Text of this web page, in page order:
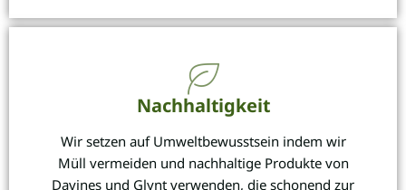
Nachhaltigkeit
Wir setzen auf Umweltbewusstsein indem wir
Müll vermeiden und nachhaltige Produkte von
Davines und Glynt verwenden, die schonend zur